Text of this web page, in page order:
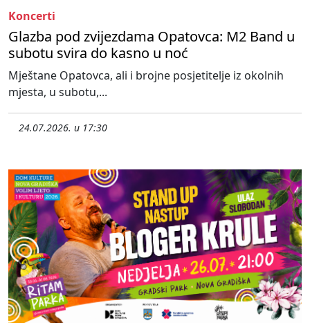
Koncerti
Glazba pod zvijezdama Opatovca: M2 Band u
subotu svira do kasno u noć
Mještane Opatovca, ali i brojne posjetitelje iz okolnih
mjesta, u subotu,...
24.07.2026. u 17:30